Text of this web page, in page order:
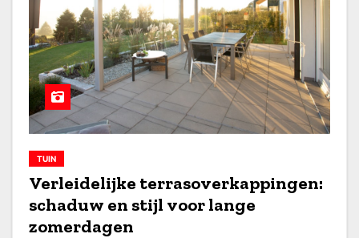
TUIN
Verleidelijke terrasoverkappingen:
schaduw en stijl voor lange
zomerdagen